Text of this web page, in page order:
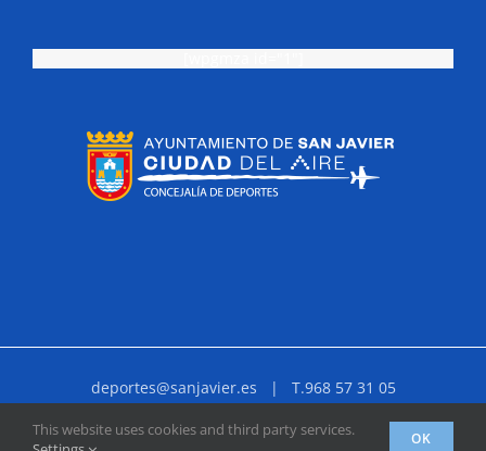
deportes@sanjavier.es | T.968 57 31 05
Facebook
X YouTubeInstagram
electrónico
This website uses cookies and third party services.
OK